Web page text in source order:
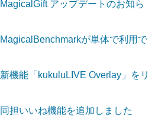
MagicalGift アップデートのお知ら
MagicalBenchmarkが単体で利用で
新機能「kukuluLIVE Overlay」をリ
同担いいね機能を追加しました